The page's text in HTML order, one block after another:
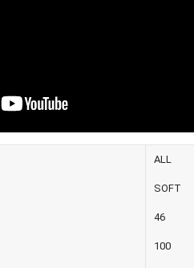
ALL
SOFT
46
100